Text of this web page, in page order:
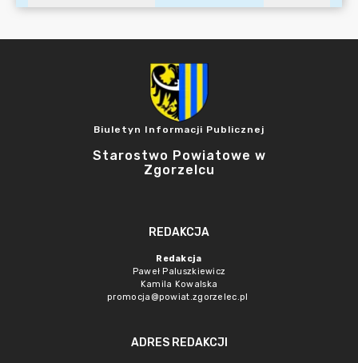
Biuletyn Informacji Publicznej
Starostwo Powiatowe w
Zgorzelcu
REDAKCJA
Redakcja
Paweł Paluszkiewicz
Kamila Kowalska
promocja@powiat.zgorzelec.pl
ADRES REDAKCJI